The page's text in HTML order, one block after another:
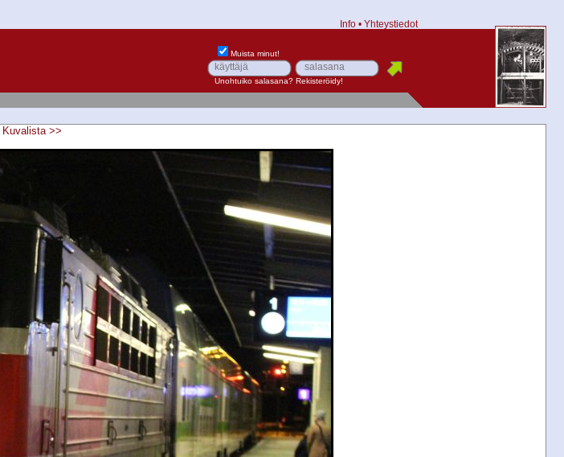
Info • Yhteystiedot
Muista minut!
Unohtuiko salasana? Rekisteröidy!
Kuvalista >>